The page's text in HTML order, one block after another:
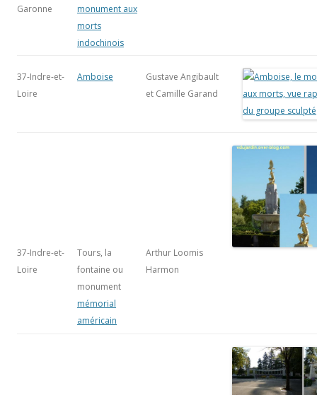
Garonne
monument aux
morts
indochinois
37-Indre-et-
Loire
Amboise
Gustave Angibault
et Camille Garand
37-Indre-et-
Loire
Tours, la
fontaine ou
monument
mémorial
américain
Arthur Loomis
Harmon